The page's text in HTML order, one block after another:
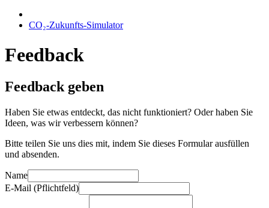
CO₂-Zukunfts-Simulator
Feedback
Feedback geben
Haben Sie etwas entdeckt, das nicht funktioniert? Oder haben Sie
Ideen, was wir verbessern können?
Bitte teilen Sie uns dies mit, indem Sie dieses Formular ausfüllen
und absenden.
Name
E-Mail (Pflichtfeld)